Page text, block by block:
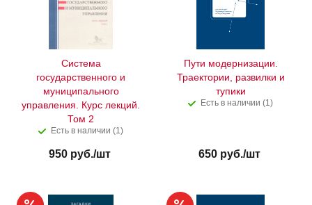
Система
государственного и
муниципального
управления. Курс лекций.
Том 2
Есть в наличии (1)
950руб./шт
Пути модернизации.
Траектории, развилки и
тупики
Есть в наличии (1)
650руб./шт